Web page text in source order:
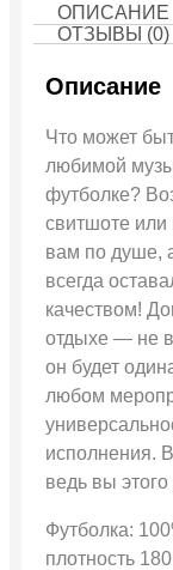
ОПИСАНИЕ
ОТЗЫВЫ (0)
Описание
Что может
любимой
футболке?
свитшоте или
вам по душе,
всегда
качеством!
отдыхе — не
он будет
любом
исполнения.
ведь вы
Футболка:
плотность 180